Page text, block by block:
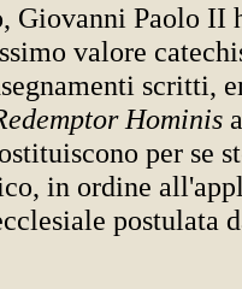
Giovanni Paolo II
valore
scritti,
Hominis
per se
in ordine
postulata